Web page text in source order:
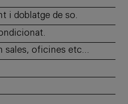
i doblatge de so.
sales, oficines etc...